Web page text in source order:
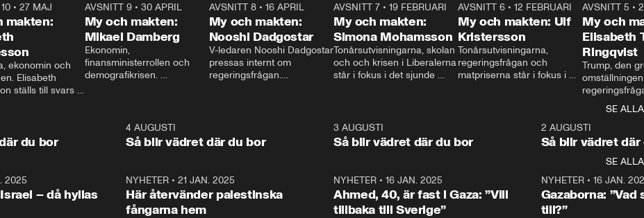
•27 MAJ
makten:
ekonomin och
Elisabeth
ställs till svars
AVSNITT 9• 30 APRIL
My och makten:
Mikael Damberg
Ekonomin,
finansministerrollen och
demografikrisen.
och Makten.
AVSNITT 8• 16 APRIL
My och makten:
Nooshi Dadgostar
V-ledaren Nooshi Dadgostar
pressas internt om
regeringsfrågan.
– Vi ställer upp i val. Ska vi
vara med så sitter vi förstås
24:30
AVSNITT 7• 19 FEBRUARI
My och makten:
Simona Mohamsson
Tonårsutvisningarna, skolan
och och krisen i Liberalerna
står i fokus i det sjunde
kommentator My
Rohwedder ställer
utbildnings- och
Mohamsson till svars.
27:30
AVSNITT 6 •12 FEBRUARI
My och makten: Ulf
Kristersson
Tonårsutvisningarna,
regeringsfrågan och
matpriserna står i fokus i
Rohwedder ställer
statsminister Ulf Kristersson
AVSNITT 5 •
My och
Elisabeth
Ringqvist
Trump, den
centrum i
avsnittet av
Makten”. Se
Aftonbladets
Rohwedder
Thand Ring
SE ALLA
1:06
du bor
4 AUGUSTI
Så blir vädret där du bor
3 AUGUSTI
Så blir vädret där du bor
2 AUGUSTI
Så blir vädret där
SE ALLA
2025
– då hyllas
NYHETER •21 JAN. 2025
Här återvänder palestinska
fångarna hem
NYHETER• 16 JAN. 2025
Ahmed, 40, är fast i Gaza: ”Vill
tillbaka till Sverige”
NYHETER• 16 JAN.
Gazaborna:
till?”